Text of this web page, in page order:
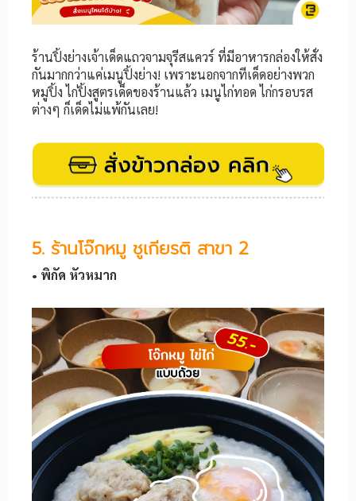
ร้านปิ้งย่างเจ้าเด็ดแถวจามจุรีสแควร์ ที่มีอาหารกล่องให้สั่ง
กันมากกว่าแค่เมนูปิ้งย่าง! เพราะนอกจากทีเด็ดอย่างพวก
หมูปิ้ง ไก่ปิ้งสูตรเด็ดของร้านแล้ว เมนูไก่ทอด ไก่กรอบรส
ต่างๆ ก็เด็ดไม่แพ้กันเลย!
5. ร้านโจ๊กหมู ชูเกียรติ สาขา 2
• พิกัด หัวหมาก